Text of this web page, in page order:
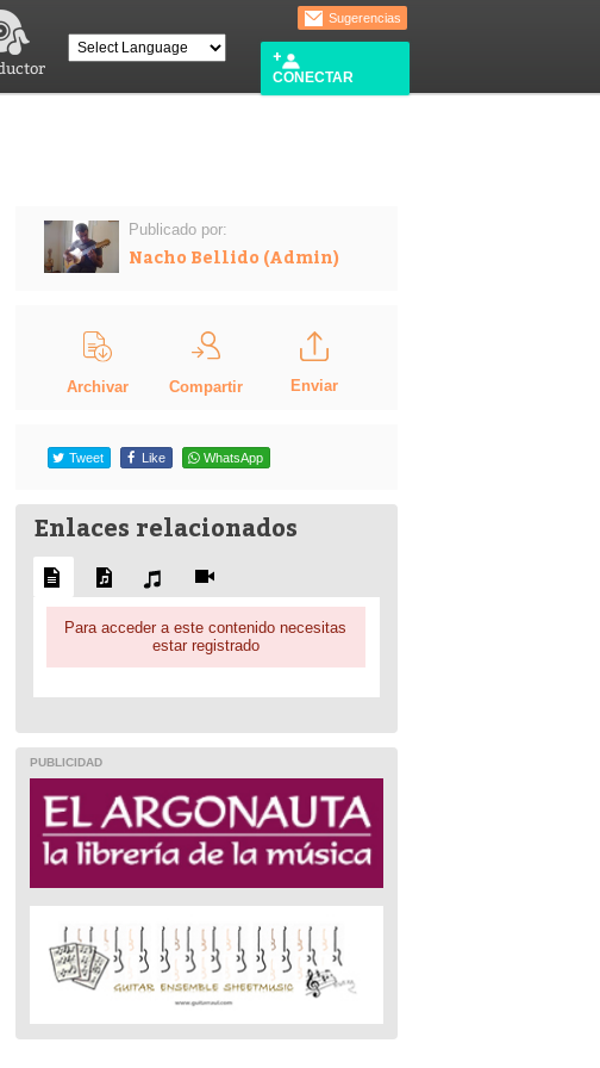
Sugerencias
CONECTAR
Publicado por:
Nacho Bellido (Admin)
Archivar Compartir Enviar
Tweet Like WhatsApp
Enlaces relacionados
Para acceder a este contenido necesitas
estar registrado
PUBLICIDAD